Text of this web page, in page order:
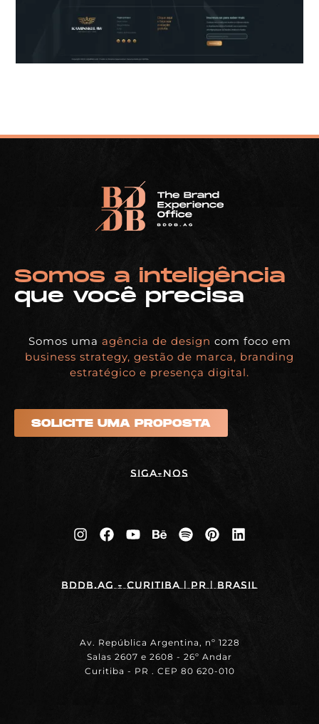
Somos a inteligência
que você precisa
Somos uma agência de design com foco em
business strategy, gestão de marca, branding
estratégico e presença digital.
SOLICITE UMA PROPOSTA
Siga-nos
BDDB.ag - Curitiba | PR | BRASIL
Av. República Argentina, nº 1228
Salas 2607 e 2608 - 26º Andar
Curitiba - PR . CEP 80 620-010